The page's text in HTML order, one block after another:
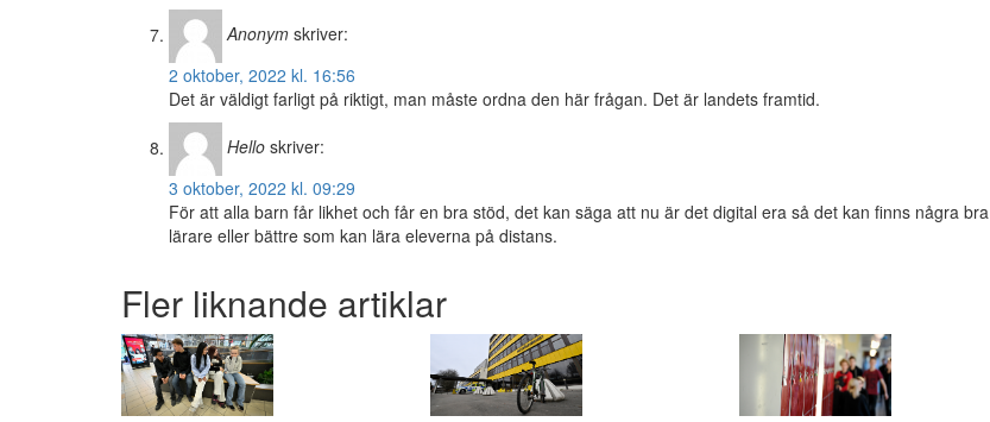
Anonym skriver:
2 oktober, 2022 kl. 16:56
Det är väldigt farligt på riktigt, man måste ordna den här frågan. Det är landets framtid.
Hello skriver:
3 oktober, 2022 kl. 09:29
För att alla barn får likhet och får en bra stöd, det kan säga att nu är det digital era så det kan finns några bra
lärare eller bättre som kan lära eleverna på distans.
Fler liknande artiklar